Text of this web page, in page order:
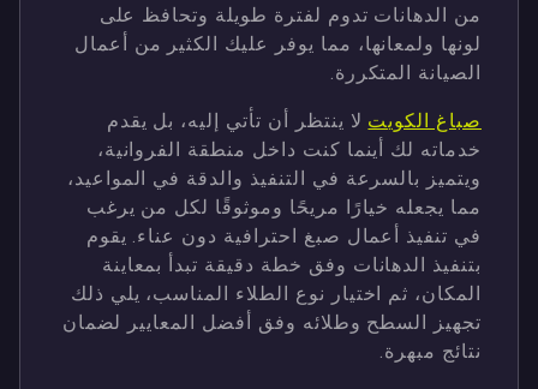
من الدهانات تدوم لفترة طويلة وتحافظ على
لونها ولمعانها، مما يوفر عليك الكثير من أعمال
الصيانة المتكررة.
صباغ الكويت لا ينتظر أن تأتي إليه، بل يقدم
خدماته لك أينما كنت داخل منطقة الفروانية،
ويتميز بالسرعة في التنفيذ والدقة في المواعيد،
مما يجعله خيارًا مريحًا وموثوقًا لكل من يرغب
في تنفيذ أعمال صبغ احترافية دون عناء. يقوم
بتنفيذ الدهانات وفق خطة دقيقة تبدأ بمعاينة
المكان، ثم اختيار نوع الطلاء المناسب، يلي ذلك
تجهيز السطح وطلائه وفق أفضل المعايير لضمان
نتائج مبهرة.